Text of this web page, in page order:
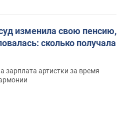
изменила свою пенсию,
сколько получала
зарплата артистки за время